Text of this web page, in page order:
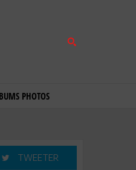
PHOTOS
TWEETER